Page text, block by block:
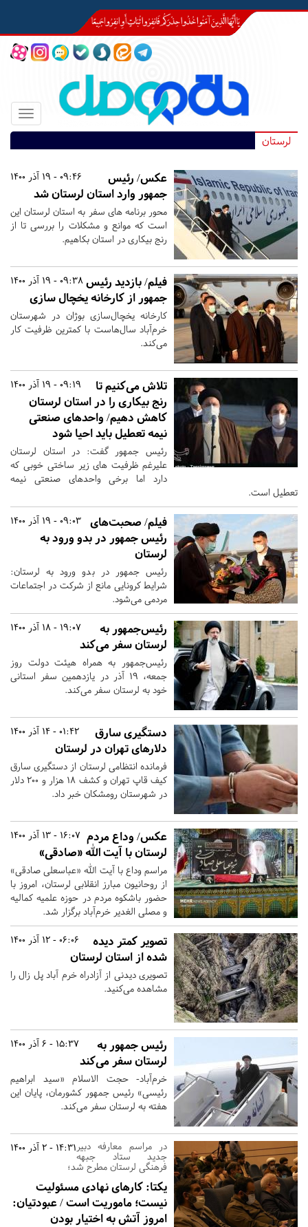
Toggle
لرستان
09:46 - 19 آذر 1400
عکس/ رئیس
جمهور وارد استان لرستان شد
محور برنامه های سفر به استان لرستان این
است که موانع و مشکلات را بررسی تا از
رنج بیکاری در استان بکاهیم.
09:38 - 19 آذر 1400 فیلم/ بازدید رئیس
جمهور از کارخانه یخچال سازی
کارخانه یخچال‌سازی بوژان در شهرستان
خرم‌آباد سال‌هاست با کمترین ظرفیت کار
می‌کند.
09:19 - 19 آذر 1400
تلاش می‌کنیم تا
رنج بیکاری را در استان لرستان
کاهش دهیم/ واحدهای صنعتی
نیمه تعطیل باید احیا شود
رئیس جمهور گفت: در استان لرستان
علیرغم ظرفیت های زیر ساختی خوبی که
دارد اما برخی واحدهای صنعتی نیمه
تعطیل است.
09:03 - 19 آذر 1400
فیلم/ صحبت‌های
رئیس جمهور در بدو ورود به
لرستان
رئیس جمهور در بدو ورود به لرستان:
شرایط کرونایی مانع از شرکت در اجتماعات
مردمی می‌شود.
19:07 - 18 آذر 1400
رئیس‌جمهور به
لرستان سفر می‌کند
رئیس‌جمهور به همراه هیئت دولت روز
جمعه، ۱۹ آذر در یازدهمین سفر استانی
خود به لرستان سفر می‌کند.
01:42 - 14 آذر 1400
دستگیری سارق
دلارهای تهران در لرستان
فرمانده انتظامی لرستان از دستگیری سارق
کیف قاپ تهران و کشف ۱۸ هزار و ۲۰۰ دلار
در شهرستان رومشکان خبر داد.
16:07 - 13 آذر 1400 عکس/ وداع مردم
لرستان با آیت الله «صادقی»
مراسم وداع با آیت الله «عباسعلی صادقی»
از روحانیون مبارز انقلابی لرستان، امروز با
حضور باشکوه مردم در حوزه علمیه کمالیه
و مصلی الغدیر خرم‌آباد برگزار شد.
06:06 - 12 آذر 1400
تصویر کمتر دیده
شده از استان لرستان
تصویری دیدنی از آزادراه خرم آباد پل زال را
مشاهده می‌کنید.
15:37 - 6 آذر 1400
رئیس جمهور به
لرستان سفر می‌کند
خرم‌آباد- حجت الاسلام «سید ابراهیم
رئیسی» رئیس جمهور کشورمان، پایان این
هفته به لرستان سفر می‌کند.
14:31 - 2 آذر 1400 در مراسم معارفه دبیر
جدید ستاد جبهه
فرهنگی لرستان مطرح شد؛
یکتا: کارهای نهادی مسئولیت
نیست؛ ماموریت است / عبودتیان:
امروز آتش به اختیار بودن